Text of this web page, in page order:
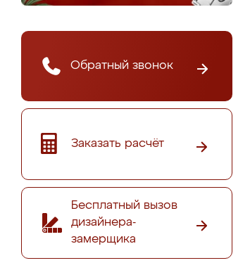
Обратный звонок
Заказать расчёт
Бесплатный вызов
дизайнера-
замерщика